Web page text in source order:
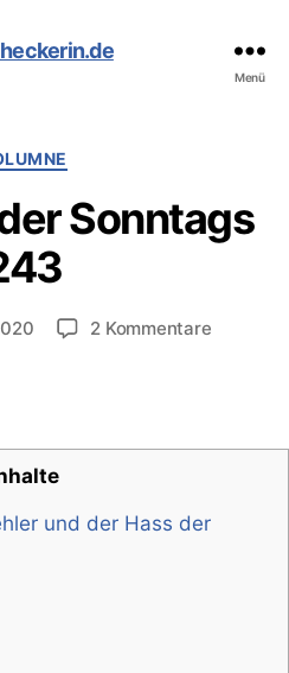
Menü
Kategorien
Sonntags
2 Kommentarezu
und der Hass der